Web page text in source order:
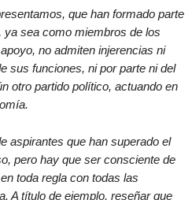
que han formado parte
ya sea como miembros de los
no admiten injerencias ni
sus funciones, ni por parte ni del
otro partido político, actuando en
aspirantes que han superado el
pero hay que ser consciente de
toda regla con todas las
A título de ejemplo, reseñar que